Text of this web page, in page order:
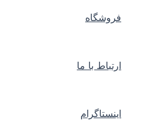
فروشگاه
ارتباط با ما
اینستاگرام